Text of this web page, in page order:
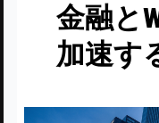
金融と
加速す